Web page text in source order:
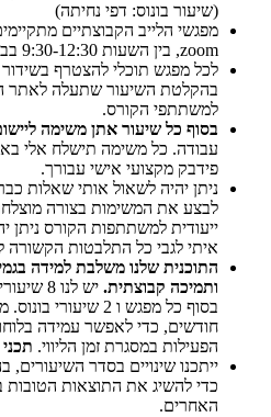
(שיעור בונוס: דפי נחיתה)
מפגשי הלייב הקבוצתיים
zoom, בין השעות 9:30-12:30 בבוקר.
לכל מפגש תוכלי להצטרף בשידור
בהקלטת השיעור שתעלה לאתר
למשתתפי הקורס.
בסוף כל שיעור אתן משימה
עבודה. כל משימה תישלח אלי
פידבק מקצועי אישי עבורך.
ניתן יהיה לשאול אותי שאלות
לבצע את המשימות בצורה
ייעודית למשתתפות הקורס ניתן
איתי לגבי כל התלבטות הקשורה
התוכנית שלנו משלבת למידה
ותמיכה קבוצתית.
חודשים, כדי לאפשר עמידה
הפעילות במסגרת זמן הליווי.
ייתכנו שינויים בסדר
כדי להשיג את התוצאות הטובות
האחרים.